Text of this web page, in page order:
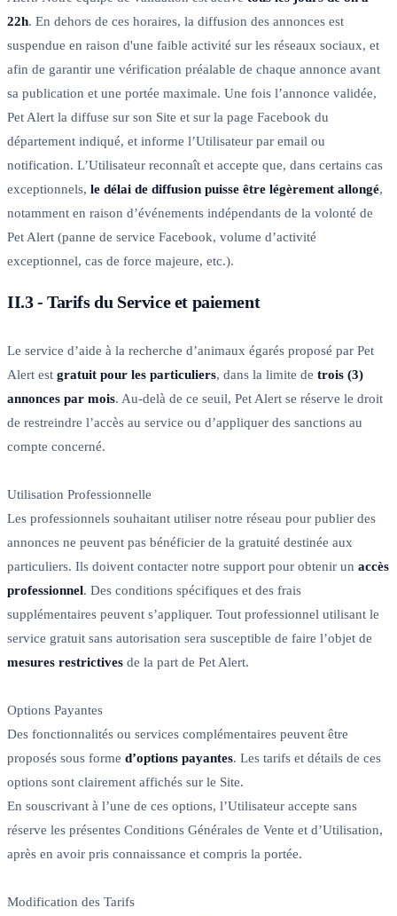
22h. En dehors de ces horaires, la diffusion des annonces est
suspendue en raison d'une faible activité sur les réseaux sociaux, et
afin de garantir une vérification préalable de chaque annonce avant
sa publication et une portée maximale. Une fois l’annonce validée,
Pet Alert la diffuse sur son Site et sur la page Facebook du
département indiqué, et informe l’Utilisateur par email ou
notification. L’Utilisateur reconnaît et accepte que, dans certains cas
exceptionnels, le délai de diffusion puisse être légèrement allongé,
notamment en raison d’événements indépendants de la volonté de
Pet Alert (panne de service Facebook, volume d’activité
exceptionnel, cas de force majeure, etc.).
II.3 - Tarifs du Service et paiement
Le service d’aide à la recherche d’animaux égarés proposé par Pet
Alert est gratuit pour les particuliers, dans la limite de trois (3)
annonces par mois. Au-delà de ce seuil, Pet Alert se réserve le droit
de restreindre l’accès au service ou d’appliquer des sanctions au
compte concerné.
Utilisation Professionnelle
Les professionnels souhaitant utiliser notre réseau pour publier des
annonces ne peuvent pas bénéficier de la gratuité destinée aux
particuliers. Ils doivent contacter notre support pour obtenir un accès
professionnel. Des conditions spécifiques et des frais
supplémentaires peuvent s’appliquer. Tout professionnel utilisant le
service gratuit sans autorisation sera susceptible de faire l’objet de
mesures restrictives de la part de Pet Alert.
Options Payantes
Des fonctionnalités ou services complémentaires peuvent être
proposés sous forme d’options payantes. Les tarifs et détails de ces
options sont clairement affichés sur le Site.
En souscrivant à l’une de ces options, l’Utilisateur accepte sans
réserve les présentes Conditions Générales de Vente et d’Utilisation,
après en avoir pris connaissance et compris la portée.
Modification des Tarifs